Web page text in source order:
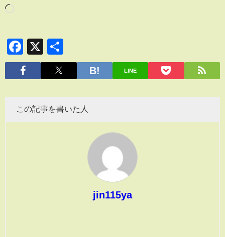
Facebook
X
有
LINE
この記事を書いた人
jin115ya